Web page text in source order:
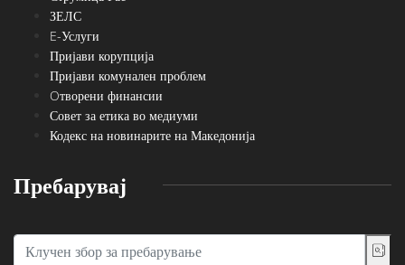
ЗЕЛС
E-Услуги
Пријави корупција
Пријави комунален проблем
Oтворени финансии
Совет за етика во медиуми
Кодекс на новинарите на Македонија
Пребарувај